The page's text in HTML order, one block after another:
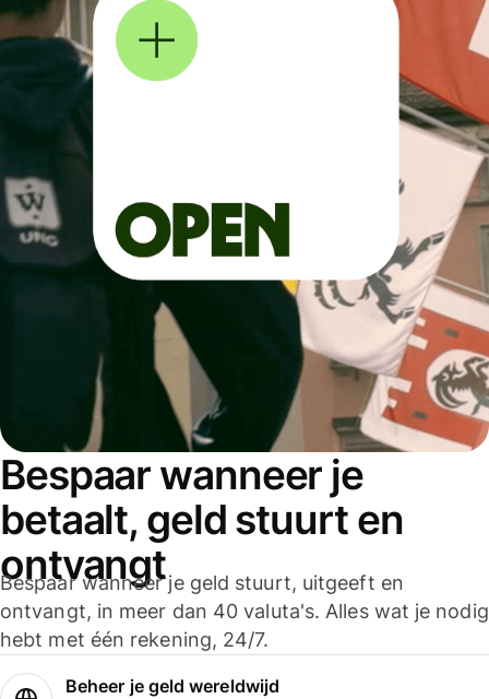
Bespaar wanneer je
betaalt, geld stuurt en
ontvangt
Bespaar wanneer je geld stuurt, uitgeeft en
ontvangt, in meer dan 40 valuta's. Alles wat je nodig
hebt met één rekening, 24/7.
Beheer je geld wereldwijd